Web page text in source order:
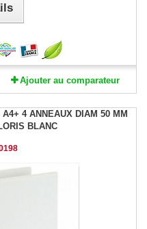
Ajouter au comparateur
4 ANNEAUX DIAM 50 MM
BLANC